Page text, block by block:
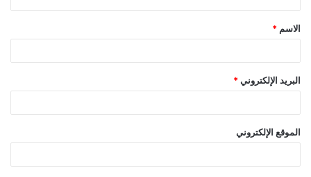
ق
*
الاسم *
البريد الإلكتروني *
الموقع الإلكتروني